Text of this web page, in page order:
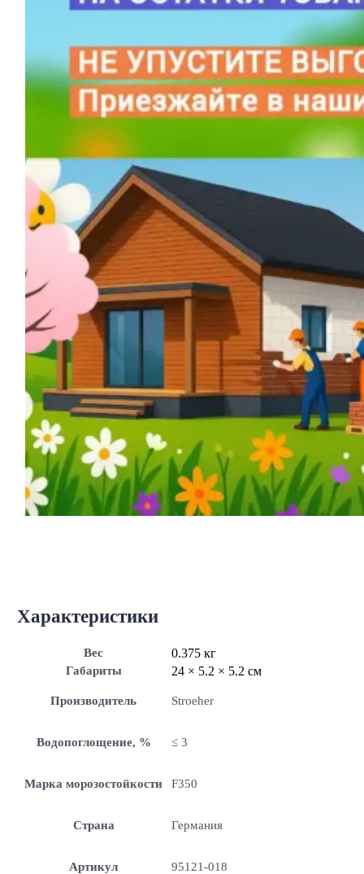
Характеристики
Вес 0.375 кг
Габариты 24 × 5.2 × 5.2 см
Производитель Stroeher
Водопоглощение, % ≤ 3
Марка морозостойкости F350
Страна Германия
Артикул 95121-018